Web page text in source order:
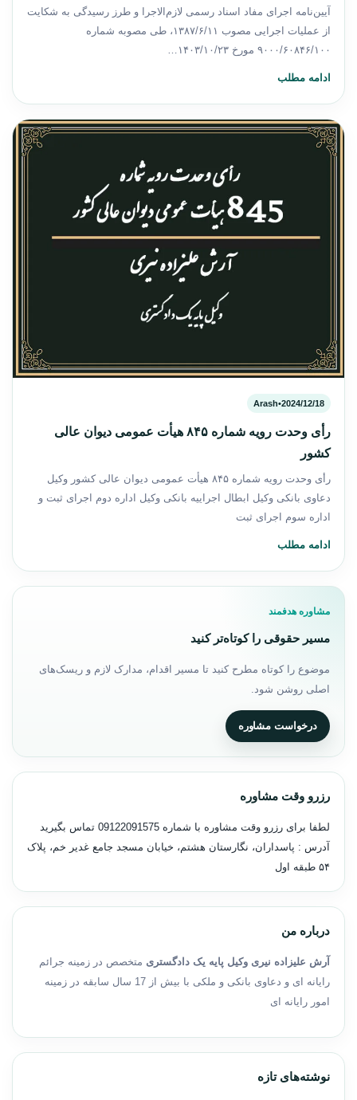
آیین‌نامه اجرای مفاد اسناد رسمی لازم‌الاجرا و طرز رسیدگی به شکایت
از عملیات اجرایی مصوب ۱۳۸۷/۶/۱۱، طی مصوبه شماره
۹۰۰۰/۶۰۸۴۶/۱۰۰ مورخ ۱۴۰۳/۱۰/۲۳…
ادامه مطلب
2024/12/18
•
Arash
رأی وحدت رویه شماره ۸۴۵ هیأت عمومی دیوان عالی
کشور
رأی وحدت رویه شماره ۸۴۵ هیأت عمومی دیوان عالی کشور وکیل
دعاوی بانکی وکیل ابطال اجراییه بانکی وکیل اداره دوم اجرای ثبت و
اداره سوم اجرای ثبت
ادامه مطلب
مشاوره هدفمند
مسیر حقوقی را کوتاه‌تر کنید
موضوع را کوتاه مطرح کنید تا مسیر اقدام، مدارک لازم و ریسک‌های
اصلی روشن شود.
درخواست مشاوره
رزرو وقت مشاوره
لطفا برای رزرو وقت مشاوره با شماره 09122091575 تماس بگیرید
آدرس : پاسداران، نگارستان هشتم، خیابان مسجد جامع غدیر خم، پلاک
۵۴ طبقه اول
درباره من
آرش علیزاده نیری وکیل پایه یک دادگستری متخصص در زمینه جرائم
رایانه ای و دعاوی بانکی و ملکی با بیش از 17 سال سابقه در زمینه
امور رایانه ای
نوشته‌های تازه